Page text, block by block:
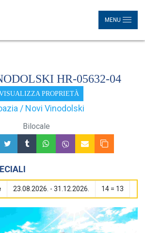
MENU
HR-05632-04
PROPRIETÀ
/ Novi Vinodolski
Bilocale
23.08.2026. - 31.12.2026. 14 = 13